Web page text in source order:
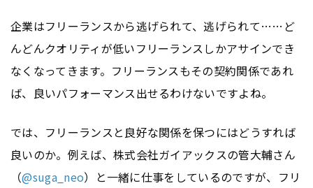
企業はフリーランスから逃げられて、逃げられて……ど
んどんクオリティが低いフリーランスしかアサインでき
なくなってきます。フリーランスもその契約関係であれ
ば、良いパフォーマンス出せるわけないですよね。
では、フリーランスと良好な関係を保つにはどうすれば
良いのか。例えば、株式会社ガイアックスの管大輔さん
（@suga_neo）と一緒に仕事をしているのですが、フリ